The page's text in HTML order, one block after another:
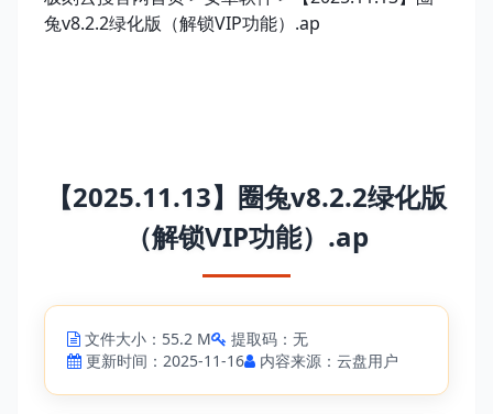
兔v8.2.2绿化版（解锁VIP功能）.ap
【2025.11.13】圈兔v8.2.2绿化版
（解锁VIP功能）.ap
文件大小：55.2 M
提取码：无
更新时间：2025-11-16
内容来源：云盘用户